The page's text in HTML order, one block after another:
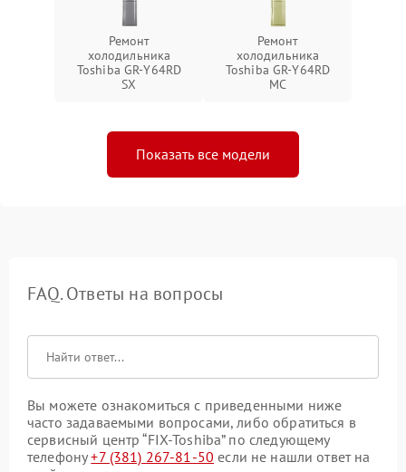
Ремонт
холодильника
Toshiba GR-Y64RD
SX
Ремонт
холодильника
Toshiba GR-Y64RD
MC
Показать все модели
FAQ. Ответы на вопросы
Вы можете ознакомиться с приведенными ниже
часто задаваемыми вопросами, либо обратиться в
сервисный центр “FIX-Toshiba” по следующему
телефону+7 (381) 267-81-50 если не нашли ответ на